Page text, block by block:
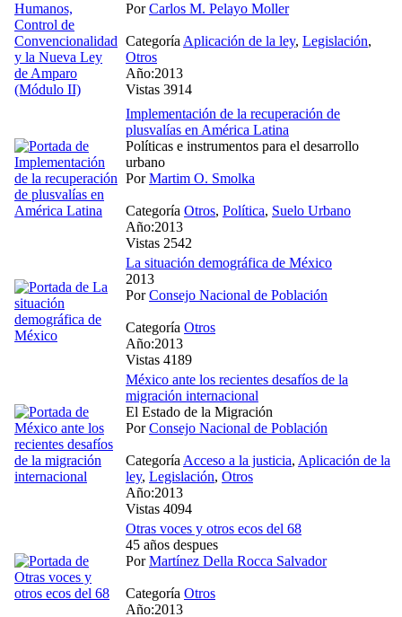
PorCarlos M. Pelayo Moller
Categoría Aplicación de la ley, Legislación,
Otros
Año:2013
Vistas 3914
Implementación de la recuperación de
plusvalías en América Latina
Políticas e instrumentos para el desarrollo
urbano
PorMartim O. Smolka
Categoría Otros, Política, Suelo Urbano
Año:2013
Vistas 2542
La situación demográfica de México
2013
PorConsejo Nacional de Población
Categoría Otros
Año:2013
Vistas 4189
México ante los recientes desafíos de la
migración internacional
El Estado de la Migración
PorConsejo Nacional de Población
Categoría Acceso a la justicia, Aplicación de la
ley, Legislación, Otros
Año:2013
Vistas 4094
Otras voces y otros ecos del 68
45 años despues
PorMartínez Della Rocca Salvador
Categoría Otros
Año:2013